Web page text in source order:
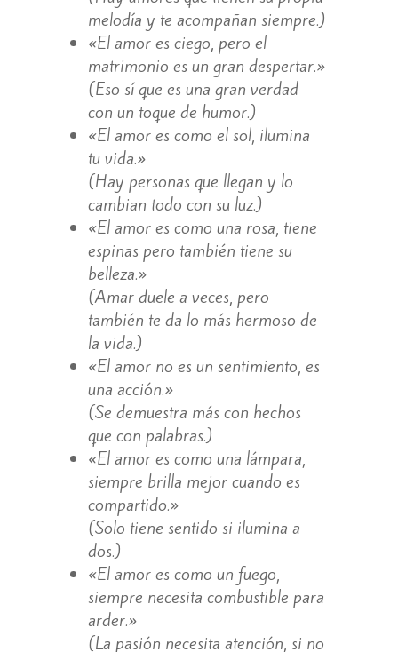
melodía y te acompañan siempre.)
«El amor es ciego, pero el
matrimonio es un gran despertar.»
(Eso sí que es una gran verdad
con un toque de humor.)
«El amor es como el sol, ilumina
tu vida.»
(Hay personas que llegan y lo
cambian todo con su luz.)
«El amor es como una rosa, tiene
espinas pero también tiene su
belleza.»
(Amar duele a veces, pero
también te da lo más hermoso de
la vida.)
«El amor no es un sentimiento, es
una acción.»
(Se demuestra más con hechos
que con palabras.)
«El amor es como una lámpara,
siempre brilla mejor cuando es
compartido.»
(Solo tiene sentido si ilumina a
dos.)
«El amor es como un fuego,
siempre necesita combustible para
arder.»
(La pasión necesita atención, si no